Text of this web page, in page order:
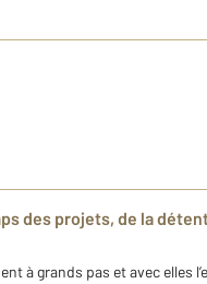
des projets, de la
à grands pas et avec elles